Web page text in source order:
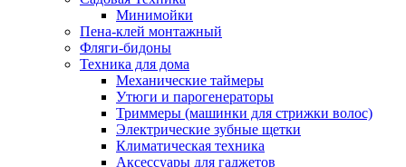
Минимойки
Пена-клей монтажный
Фляги-бидоны
Техника для дома
Механические таймеры
Утюги и парогенераторы
Триммеры (машинки для стрижки волос)
Электрические зубные щетки
Климатическая техника
Аксессуары для гаджетов